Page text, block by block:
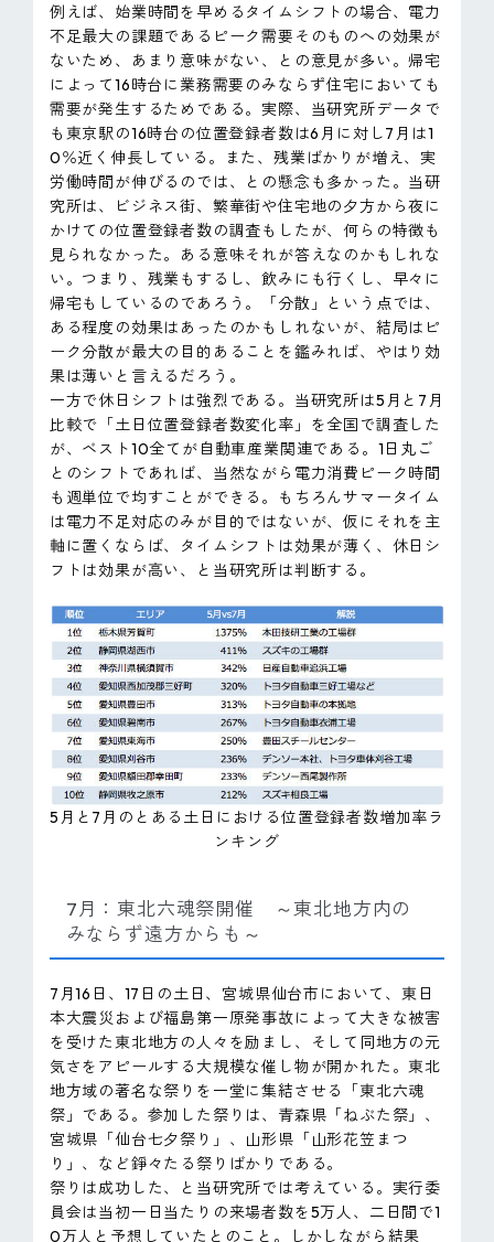
例えば、始業時間を早めるタイムシフトの場合、電力
不足最大の課題であるピーク需要そのものへの効果が
ないため、あまり意味がない、との意見が多い。帰宅
によって16時台に業務需要のみならず住宅においても
需要が発生するためである。実際、当研究所データで
も東京駅の16時台の位置登録者数は6月に対し7月は1
0％近く伸長している。また、残業ばかりが増え、実
労働時間が伸びるのでは、との懸念も多かった。当研
究所は、ビジネス街、繁華街や住宅地の夕方から夜に
かけての位置登録者数の調査もしたが、何らの特徴も
見られなかった。ある意味それが答えなのかもしれな
い。つまり、残業もするし、飲みにも行くし、早々に
帰宅もしているのであろう。「分散」という点では、
ある程度の効果はあったのかもしれないが、結局はピ
ーク分散が最大の目的あることを鑑みれば、やはり効
果は薄いと言えるだろう。
一方で休日シフトは強烈である。当研究所は5月と7月
比較で「土日位置登録者数変化率」を全国で調査した
が、ベスト10全てが自動車産業関連である。1日丸ご
とのシフトであれば、当然ながら電力消費ピーク時間
も週単位で均すことができる。もちろんサマータイム
は電力不足対応のみが目的ではないが、仮にそれを主
軸に置くならば、タイムシフトは効果が薄く、休日シ
フトは効果が高い、と当研究所は判断する。
5月と7月のとある土日における位置登録者数増加率ラ
ンキング
7月：東北六魂祭開催 ～東北地方内の
みならず遠方からも～
7月16日、17日の土日、宮城県仙台市において、東日
本大震災および福島第一原発事故によって大きな被害
を受けた東北地方の人々を励まし、そして同地方の元
気さをアピールする大規模な催し物が開かれた。東北
地方域の著名な祭りを一堂に集結させる「東北六魂
祭」である。参加した祭りは、青森県「ねぶた祭」、
宮城県「仙台七夕祭り」、山形県「山形花笠まつ
り」、など錚々たる祭りばかりである。
祭りは成功した、と当研究所では考えている。実行委
員会は当初一日当たりの来場者数を5万人、二日間で1
0万人と予想していたとのこと。しかしながら結果